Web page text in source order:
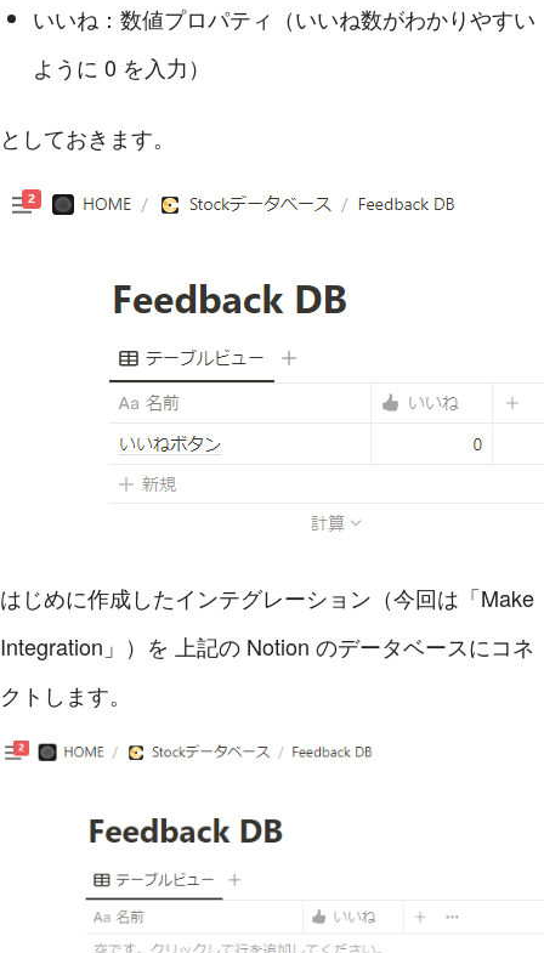
いいね：数値プロパティ（いいね数がわかりやすい
ように 0 を入力）
としておきます。
はじめに作成したインテグレーション（今回は「Make
Integration」）を 上記の Notion のデータベースにコネ
クトします。